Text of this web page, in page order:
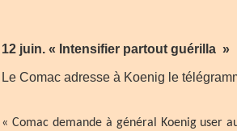
12 juin. « Intensifier partout guérilla »
Le Comac adresse à Koenig le
« Comac demande à général Koenig user